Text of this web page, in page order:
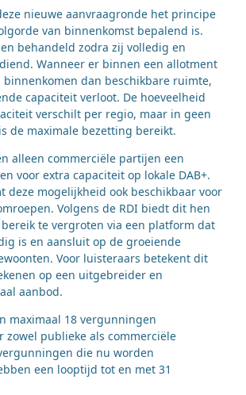
nieuwe aanvraagronde het principe
van binnenkomst bepalend is.
behandeld zodra zij volledig en
Wanneer er binnen een allotment
binnenkomen dan beschikbare ruimte,
capaciteit verloot. De hoeveelheid
verschilt per regio, maar in geen
de maximale bezetting bereikt.
alleen commerciële partijen een
voor extra capaciteit op lokale DAB+.
deze mogelijkheid ook beschikbaar voor
Volgens de RDI biedt dit hen
te vergroten via een platform dat
is en aansluit op de groeiende
Voor luisteraars betekent dit
op een uitgebreider en
aanbod.
maximaal 18 vergunningen
zowel publieke als commerciële
die nu worden
een looptijd tot en met 31